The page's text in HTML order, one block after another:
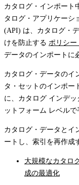
カタログ・インポート
タログ・アプリケーシ
(API) は、カタログ・
けを防止する ポリシー
データのインポートに
カタログ・データのイ
タ・セットのインポー
に、カタログ インデッ
ットフォーム レベルで
カタログ・データとイ
ートし、索引を再作成
大規模なカタロ
成の最適化